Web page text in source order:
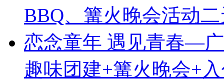
BBQ、篝火晚会活动
恋念童年 遇见青春—
趣味团建+篝火晚会+